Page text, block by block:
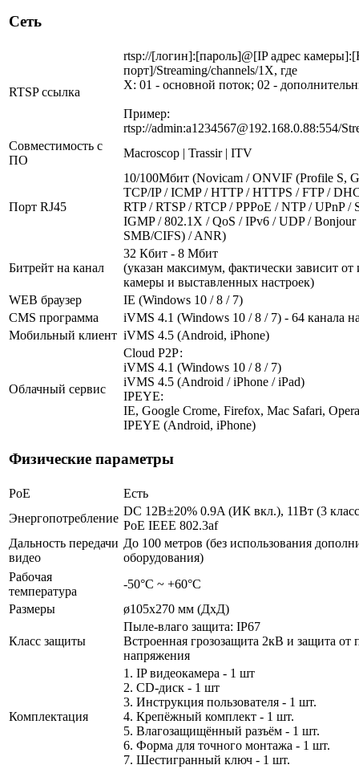
Сеть
RTSP ссылка
rtsp://[логин]:[пароль]@[IP адрес
порт]/Streaming/channels/1X, где
X: 01 - основной поток; 02 -
Пример:
rtsp://admin:a1234567@192.168.0.88:554/
Совместимость с
ПО
Macroscop | Trassir | ITV
Порт RJ45
10/100Мбит (Novicam / ONVIF (Profile S,
TCP/IP / ICMP / HTTP / HTTPS / FTP /
RTP / RTSP / RTCP / PPPoE / NTP / UPnP /
IGMP / 802.1X / QoS / IPv6 / UDP /
SMB/CIFS) / ANR)
Битрейт на канал
32 Кбит - 8 Мбит
(указан максимум, фактически зависит от
камеры и выставленных настроек)
WEB браузер
IE (Windows 10 / 8 / 7)
CMS программа
iVMS 4.1 (Windows 10 / 8 / 7) - 64 канала
Мобильный клиент iVMS 4.5 (Android, iPhone)
Облачный сервис
Cloud Р2Р:
iVMS 4.1 (Windows 10 / 8 / 7)
iVMS 4.5 (Android / iPhone / iPad)
IPEYE:
IE, Google Crome, Firefox, Mac Safari,
IPEYE (Android, iPhone)
Физические параметры
PoE
Есть
Энергопотребление
DC 12В±20% 0.9A (ИК вкл.), 11Вт (3
PoE IEEE 802.3af
Дальность передачи
видео
До 100 метров (без использования
оборудования)
Рабочая
температура
-50°С ~ +60°С
Размеры
ø105x270 мм (ДхД)
Класс защиты
Пыле-влаго защита: IP67
Встроенная грозозащита 2кВ и защита от
напряжения
Комплектация
1. IP видеокамера - 1 шт
2. СD-диск - 1 шт
3. Инструкция пользователя - 1 шт.
4. Крепёжный комплект - 1 шт.
5. Влагозащищённый разъём - 1 шт.
6. Форма для точного монтажа - 1 шт.
7. Шестигранный ключ - 1 шт.